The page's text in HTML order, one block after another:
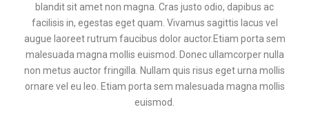
blandit sit amet non magna. Cras justo odio, dapibus ac
facilisis in, egestas eget quam. Vivamus sagittis lacus vel
augue laoreet rutrum faucibus dolor auctor.Etiam porta sem
malesuada magna mollis euismod. Donec ullamcorper nulla
non metus auctor fringilla. Nullam quis risus eget urna mollis
ornare vel eu leo. Etiam porta sem malesuada magna mollis
euismod.